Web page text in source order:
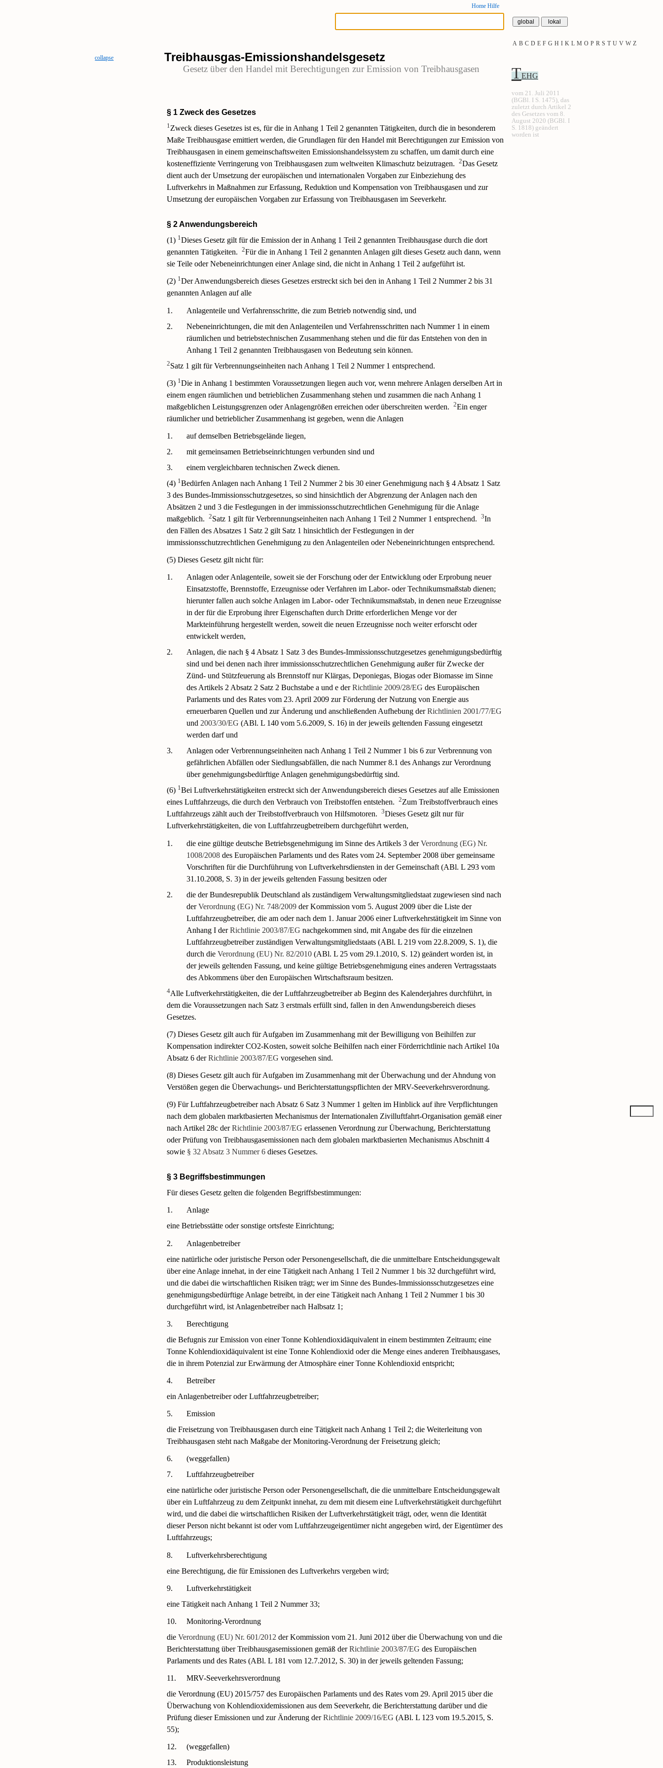
Home Hilfe
A B C D E F G H I K L M O P R S T U V W Z
collapse Treibhausgas-Emissionshandelsgesetz
Gesetz über den Handel mit Berechtigungen zur Emission von Treibhausgasen TEHG
vom 21. Juli 2011
(BGBl. I S. 1475), das
zuletzt durch Artikel 2
des Gesetzes vom 8.
August 2020 (BGBl. I
S. 1818) geändert
worden ist
§ 1 Zweck des Gesetzes
1 Zweck dieses Gesetzes ist es, für die in Anhang 1 Teil 2 genannten Tätigkeiten, durch die in besonderem
Maße Treibhausgase emittiert werden, die Grundlagen für den Handel mit Berechtigungen zur Emission von
Treibhausgasen in einem gemeinschaftsweiten Emissionshandelssystem zu schaffen, um damit durch eine
kosteneffiziente Verringerung von Treibhausgasen zum weltweiten Klimaschutz beizutragen.
2Das Gesetz
dient auch der Umsetzung der europäischen und internationalen Vorgaben zur Einbeziehung des
Luftverkehrs in Maßnahmen zur Erfassung, Reduktion und Kompensation von Treibhausgasen und zur
Umsetzung der europäischen Vorgaben zur Erfassung von Treibhausgasen im Seeverkehr.
§ 2 Anwendungsbereich
(1) 1Dieses Gesetz gilt für die Emission der in Anhang 1 Teil 2 genannten Treibhausgase durch die dort
genannten Tätigkeiten.
2Für die in Anhang 1 Teil 2 genannten Anlagen gilt dieses Gesetz auch dann, wenn
sie Teile oder Nebeneinrichtungen einer Anlage sind, die nicht in Anhang 1 Teil 2 aufgeführt ist.
(2) 1Der Anwendungsbereich dieses Gesetzes erstreckt sich bei den in Anhang 1 Teil 2 Nummer 2 bis 31
genannten Anlagen auf alle
1.
Anlagenteile und Verfahrensschritte, die zum Betrieb notwendig sind, und
2.
Nebeneinrichtungen, die mit den Anlagenteilen und Verfahrensschritten nach Nummer 1 in einem
räumlichen und betriebstechnischen Zusammenhang stehen und die für das Entstehen von den in
Anhang 1 Teil 2 genannten Treibhausgasen von Bedeutung sein können.
2Satz 1 gilt für Verbrennungseinheiten nach Anhang 1 Teil 2 Nummer 1 entsprechend.
(3) 1Die in Anhang 1 bestimmten Voraussetzungen liegen auch vor, wenn mehrere Anlagen derselben Art in
einem engen räumlichen und betrieblichen Zusammenhang stehen und zusammen die nach Anhang 1
maßgeblichen Leistungsgrenzen oder Anlagengrößen erreichen oder überschreiten werden.
2Ein enger
räumlicher und betrieblicher Zusammenhang ist gegeben, wenn die Anlagen
1.
auf demselben Betriebsgelände liegen,
2.
mit gemeinsamen Betriebseinrichtungen verbunden sind und
3.
einem vergleichbaren technischen Zweck dienen.
(4) 1Bedürfen Anlagen nach Anhang 1 Teil 2 Nummer 2 bis 30 einer Genehmigung nach § 4 Absatz 1 Satz
3 des Bundes-Immissionsschutzgesetzes, so sind hinsichtlich der Abgrenzung der Anlagen nach den
Absätzen 2 und 3 die Festlegungen in der immissionsschutzrechtlichen Genehmigung für die Anlage
maßgeblich.
2Satz 1 gilt für Verbrennungseinheiten nach Anhang 1 Teil 2 Nummer 1 entsprechend. 3In
den Fällen des Absatzes 1 Satz 2 gilt Satz 1 hinsichtlich der Festlegungen in der
immissionsschutzrechtlichen Genehmigung zu den Anlagenteilen oder Nebeneinrichtungen entsprechend.
(5) Dieses Gesetz gilt nicht für:
1.
Anlagen oder Anlagenteile, soweit sie der Forschung oder der Entwicklung oder Erprobung neuer
Einsatzstoffe, Brennstoffe, Erzeugnisse oder Verfahren im Labor- oder Technikumsmaßstab dienen;
hierunter fallen auch solche Anlagen im Labor- oder Technikumsmaßstab, in denen neue Erzeugnisse
in der für die Erprobung ihrer Eigenschaften durch Dritte erforderlichen Menge vor der
Markteinführung hergestellt werden, soweit die neuen Erzeugnisse noch weiter erforscht oder
entwickelt werden,
2.
Anlagen, die nach § 4 Absatz 1 Satz 3 des Bundes-Immissionsschutzgesetzes genehmigungsbedürftig
sind und bei denen nach ihrer immissionsschutzrechtlichen Genehmigung außer für Zwecke der
Zünd- und Stützfeuerung als Brennstoff nur Klärgas, Deponiegas, Biogas oder Biomasse im Sinne
des Artikels 2 Absatz 2 Satz 2 Buchstabe a und e derRichtlinie 2009/28/EG des Europäischen
Parlaments und des Rates vom 23. April 2009 zur Förderung der Nutzung von Energie aus
erneuerbaren Quellen und zur Änderung und anschließenden Aufhebung derRichtlinien 2001/77/EG
und 2003/30/EG (ABl. L 140 vom 5.6.2009, S. 16) in der jeweils geltenden Fassung eingesetzt
werden darf und
3.
Anlagen oder Verbrennungseinheiten nach Anhang 1 Teil 2 Nummer 1 bis 6 zur Verbrennung von
gefährlichen Abfällen oder Siedlungsabfällen, die nach Nummer 8.1 des Anhangs zur Verordnung
über genehmigungsbedürftige Anlagen genehmigungsbedürftig sind.
(6) 1Bei Luftverkehrstätigkeiten erstreckt sich der Anwendungsbereich dieses Gesetzes auf alle Emissionen
eines Luftfahrzeugs, die durch den Verbrauch von Treibstoffen entstehen.
2Zum Treibstoffverbrauch eines
Luftfahrzeugs zählt auch der Treibstoffverbrauch von Hilfsmotoren.
3Dieses Gesetz gilt nur für
Luftverkehrstätigkeiten, die von Luftfahrzeugbetreibern durchgeführt werden,
1. die eine gültige deutsche Betriebsgenehmigung im Sinne des Artikels 3 derVerordnung (EG) Nr.
1008/2008 des Europäischen Parlaments und des Rates vom 24. September 2008 über gemeinsame
Vorschriften für die Durchführung von Luftverkehrsdiensten in der Gemeinschaft (ABl. L 293 vom
31.10.2008, S. 3) in der jeweils geltenden Fassung besitzen oder
2.
die der Bundesrepublik Deutschland als zuständigem Verwaltungsmitgliedstaat zugewiesen sind nach
derVerordnung (EG) Nr. 748/2009 der Kommission vom 5. August 2009 über die Liste der
Luftfahrzeugbetreiber, die am oder nach dem 1. Januar 2006 einer Luftverkehrstätigkeit im Sinne von
Anhang I derRichtlinie 2003/87/EG nachgekommen sind, mit Angabe des für die einzelnen
Luftfahrzeugbetreiber zuständigen Verwaltungsmitgliedstaats (ABl. L 219 vom 22.8.2009, S. 1), die
durch dieVerordnung (EU) Nr. 82/2010 (ABl. L 25 vom 29.1.2010, S. 12) geändert worden ist, in
der jeweils geltenden Fassung, und keine gültige Betriebsgenehmigung eines anderen Vertragsstaats
des Abkommens über den Europäischen Wirtschaftsraum besitzen.
4Alle Luftverkehrstätigkeiten, die der Luftfahrzeugbetreiber ab Beginn des Kalenderjahres durchführt, in
dem die Voraussetzungen nach Satz 3 erstmals erfüllt sind, fallen in den Anwendungsbereich dieses
Gesetzes.
(7) Dieses Gesetz gilt auch für Aufgaben im Zusammenhang mit der Bewilligung von Beihilfen zur
Kompensation indirekter CO2-Kosten, soweit solche Beihilfen nach einer Förderrichtlinie nach Artikel 10a
Absatz 6 derRichtlinie 2003/87/EG vorgesehen sind.
(8) Dieses Gesetz gilt auch für Aufgaben im Zusammenhang mit der Überwachung und der Ahndung von
Verstößen gegen die Überwachungs- und Berichterstattungspflichten der MRV-Seeverkehrsverordnung.
(9) Für Luftfahrzeugbetreiber nach Absatz 6 Satz 3 Nummer 1 gelten im Hinblick auf ihre Verpflichtungen
nach dem globalen marktbasierten Mechanismus der Internationalen Zivilluftfahrt-Organisation gemäß einer
nach Artikel 28c derRichtlinie 2003/87/EG erlassenen Verordnung zur Überwachung, Berichterstattung
oder Prüfung von Treibhausgasemissionen nach dem globalen marktbasierten Mechanismus Abschnitt 4
sowie § 32 Absatz 3 Nummer 6 dieses Gesetzes.
§ 3 Begriffsbestimmungen
Für dieses Gesetz gelten die folgenden Begriffsbestimmungen:
1.
Anlage
eine Betriebsstätte oder sonstige ortsfeste Einrichtung;
2.
Anlagenbetreiber
eine natürliche oder juristische Person oder Personengesellschaft, die die unmittelbare Entscheidungsgewalt
über eine Anlage innehat, in der eine Tätigkeit nach Anhang 1 Teil 2 Nummer 1 bis 32 durchgeführt wird,
und die dabei die wirtschaftlichen Risiken trägt; wer im Sinne des Bundes-Immissionsschutzgesetzes eine
genehmigungsbedürftige Anlage betreibt, in der eine Tätigkeit nach Anhang 1 Teil 2 Nummer 1 bis 30
durchgeführt wird, ist Anlagenbetreiber nach Halbsatz 1;
3.
Berechtigung
die Befugnis zur Emission von einer Tonne Kohlendioxidäquivalent in einem bestimmten Zeitraum; eine
Tonne Kohlendioxidäquivalent ist eine Tonne Kohlendioxid oder die Menge eines anderen Treibhausgases,
die in ihrem Potenzial zur Erwärmung der Atmosphäre einer Tonne Kohlendioxid entspricht;
4.
Betreiber
ein Anlagenbetreiber oder Luftfahrzeugbetreiber;
5.
Emission
die Freisetzung von Treibhausgasen durch eine Tätigkeit nach Anhang 1 Teil 2; die Weiterleitung von
Treibhausgasen steht nach Maßgabe der Monitoring-Verordnung der Freisetzung gleich;
6.
(weggefallen)
7.
Luftfahrzeugbetreiber
eine natürliche oder juristische Person oder Personengesellschaft, die die unmittelbare Entscheidungsgewalt
über ein Luftfahrzeug zu dem Zeitpunkt innehat, zu dem mit diesem eine Luftverkehrstätigkeit durchgeführt
wird, und die dabei die wirtschaftlichen Risiken der Luftverkehrstätigkeit trägt, oder, wenn die Identität
dieser Person nicht bekannt ist oder vom Luftfahrzeugeigentümer nicht angegeben wird, der Eigentümer des
Luftfahrzeugs;
8.
Luftverkehrsberechtigung
eine Berechtigung, die für Emissionen des Luftverkehrs vergeben wird;
9.
Luftverkehrstätigkeit
eine Tätigkeit nach Anhang 1 Teil 2 Nummer 33;
10.
Monitoring-Verordnung
dieVerordnung (EU) Nr. 601/2012 der Kommission vom 21. Juni 2012 über die Überwachung von und die
Berichterstattung über Treibhausgasemissionen gemäß derRichtlinie 2003/87/EG des Europäischen
Parlaments und des Rates (ABl. L 181 vom 12.7.2012, S. 30) in der jeweils geltenden Fassung;
11.
MRV-Seeverkehrsverordnung
die Verordnung (EU) 2015/757 des Europäischen Parlaments und des Rates vom 29. April 2015 über die
Überwachung von Kohlendioxidemissionen aus dem Seeverkehr, die Berichterstattung darüber und die
Prüfung dieser Emissionen und zur Änderung derRichtlinie 2009/16/EG (ABl. L 123 vom 19.5.2015, S.
55);
12.
(weggefallen)
13.
Produktionsleistung